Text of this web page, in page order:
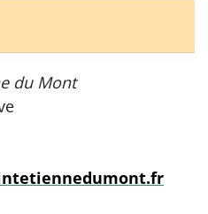
du Mont